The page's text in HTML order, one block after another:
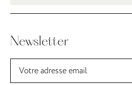
Newsletter